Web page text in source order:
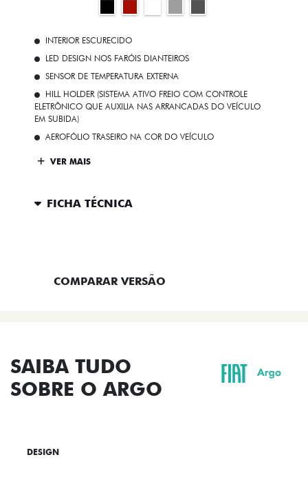
INTERIOR ESCURECIDO
LED DESIGN NOS FARÓIS DIANTEIROS
SENSOR DE TEMPERATURA EXTERNA
HILL HOLDER (SISTEMA ATIVO FREIO COM CONTROLE
ELETRÔNICO QUE AUXILIA NAS ARRANCADAS DO VEÍCULO
EM SUBIDA)
AEROFÓLIO TRASEIRO NA COR DO VEÍCULO
VER MAIS
FICHA TÉCNICA
COMPARAR VERSÃO
SAIBA TUDO
SOBRE O ARGO
DESIGN